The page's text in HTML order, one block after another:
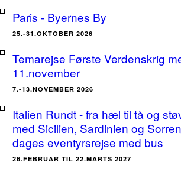
Paris - Byernes By
25.-31.OKTOBER 2026
Temarejse Første Verdenskrig
11.november
7.-13.NOVEMBER 2026
Italien Rundt - fra hæl til tå og
med Sicilien, Sardinien og
dages eventyrsrejse med bus
26.FEBRUAR TIL 22.MARTS 2027